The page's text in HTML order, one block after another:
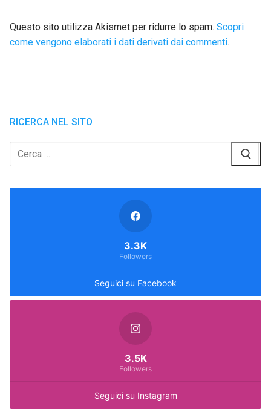
Questo sito utilizza Akismet per ridurre lo spam. Scopri
come vengono elaborati i dati derivati dai commenti.
RICERCA NEL SITO
Cerca:
Seguici su Facebook
3.3K
Followers
Seguici su Instagram
3.5K
Followers